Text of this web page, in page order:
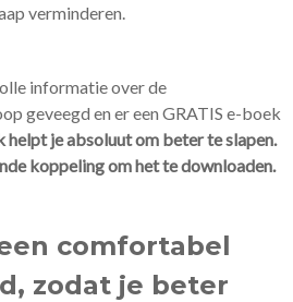
verminderen.
informatie over de
geveegd en er een GRATIS e-boek
helpt je absoluut om beter te slapen.
koppeling om het te downloaden.
comfortabel
zodat je beter